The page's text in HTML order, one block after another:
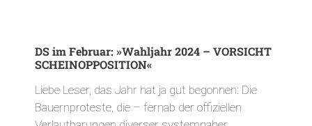
DS im Februar: »Wahljahr 2024 – VORSICHT
SCHEINOPPOSITION«
Liebe Leser, das Jahr hat ja gut begonnen: Die
Bauernproteste, die – fernab der offiziellen